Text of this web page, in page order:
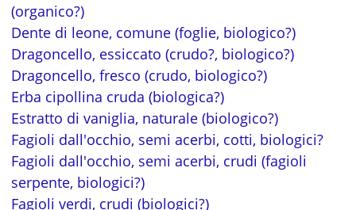
(organico?)
Dente di leone, comune (foglie, biologico?)
Dragoncello, essiccato (crudo?, biologico?)
Dragoncello, fresco (crudo, biologico?)
Erba cipollina cruda (biologica?)
Estratto di vaniglia, naturale (biologico?)
Fagioli dall'occhio, semi acerbi, cotti, biologici?
Fagioli dall'occhio, semi acerbi, crudi (fagioli
serpente, biologici?)
Fagioli verdi, crudi (biologici?)